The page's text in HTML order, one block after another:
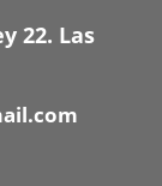
22. Las